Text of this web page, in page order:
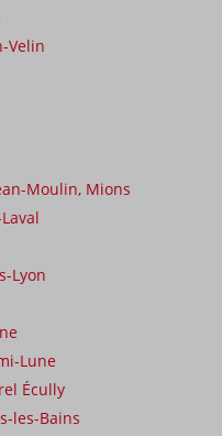
Velin
Moulin, Mions
Lyon
Lune
Écully
les-Bains